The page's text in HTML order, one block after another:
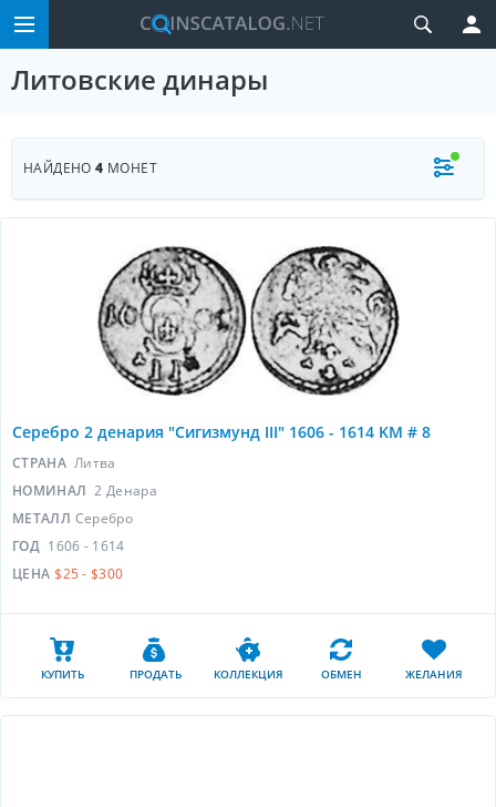
Литовские динары
НАЙДЕНО4 МОНЕТ
Серебро 2 денария "Сигизмунд III" 1606 - 1614 KM # 8
СТРАНА Литва
НОМИНАЛ 2 Денара
МЕТАЛЛ Серебро
ГОД 1606 - 1614
ЦЕНА $25 - $300
КУПИТЬ ПРОДАТЬ КОЛЛЕКЦИЯ ОБМЕН ЖЕЛАНИЯ